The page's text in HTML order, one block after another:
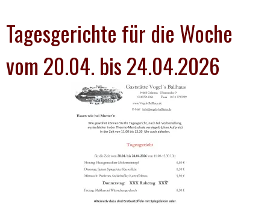
Tagesgerichte für die Woche
vom 20.04. bis 24.04.2026